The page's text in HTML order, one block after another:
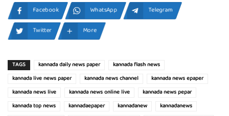
Facebook WhatsApp
Telegram
Twitter
More
TAGS kannada daily news paper
kannada flash news
kannada live news paper
kannada news channel
kannada news epaper
kannada news live
kannada news online live
kannada news pepar
kannada top news
kannadaepaper kannadanew
kannadanews